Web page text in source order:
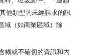
他類型的未經請求的訊
域（如商業區域）除
糊或不確切的資訊和內